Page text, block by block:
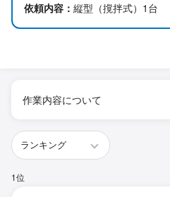
依頼内容： 縦型（撹拌式）1台
作業内容について
1位